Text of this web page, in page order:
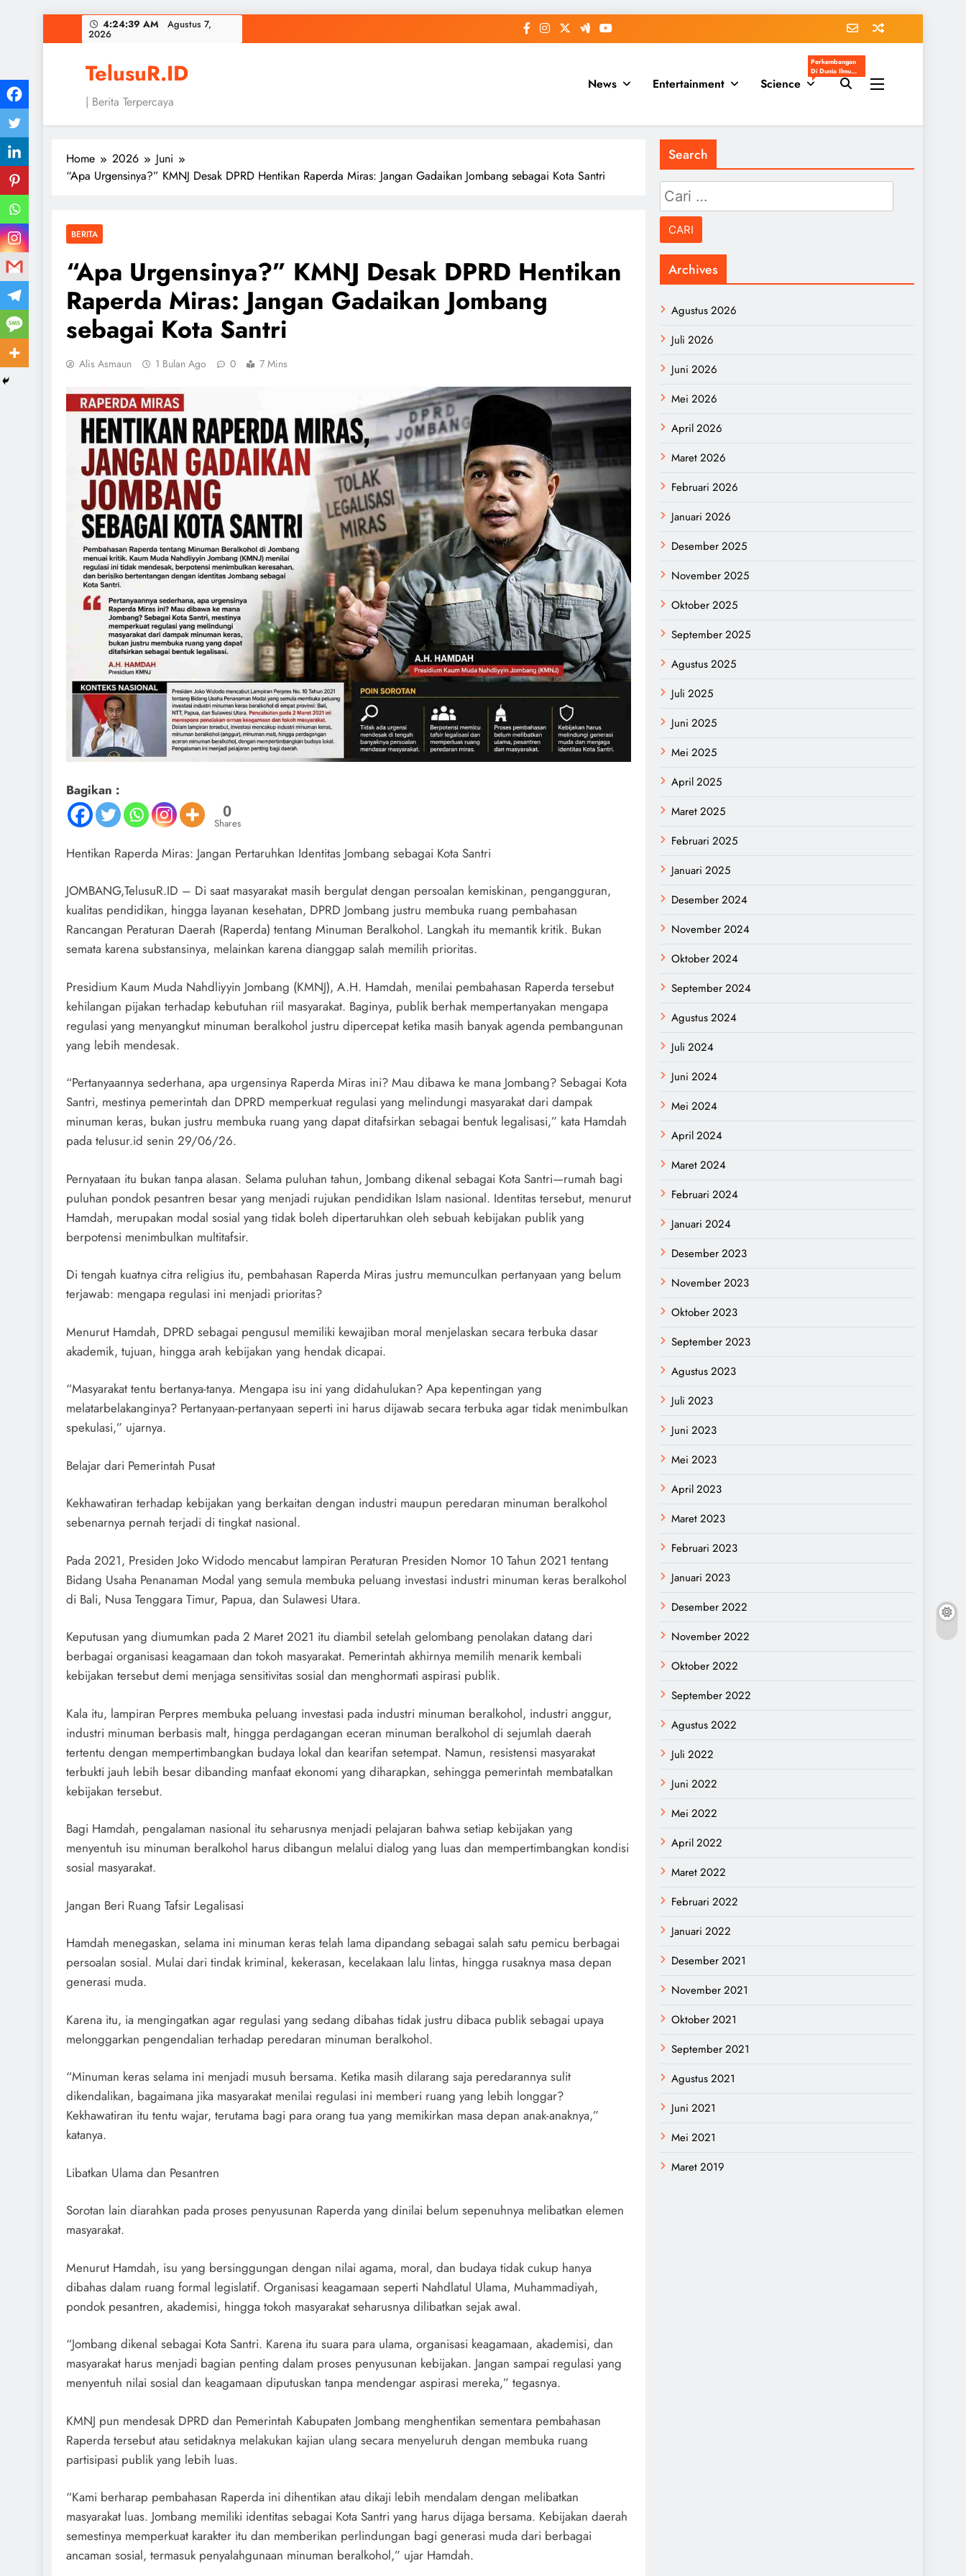
to
4:24:40 AM Agustus 7,
2026
TelusuR.ID
| Berita Terpercaya
News Entertainment Science
Perkembangan
Di Dunia Ilmu
Pengetahuan
Populer
Home 2026
Juni
“Apa Urgensinya?” KMNJ Desak DPRD Hentikan Raperda Miras: Jangan Gadaikan Jombang sebagai Kota Santri
BERITA
“Apa Urgensinya?” KMNJ Desak DPRD Hentikan
Raperda Miras: Jangan Gadaikan Jombang
sebagai Kota Santri
Alis Asmaun 1 Bulan Ago 0 7 Mins
Bagikan :
0
Shares
Hentikan Raperda Miras: Jangan Pertaruhkan Identitas Jombang sebagai Kota Santri
JOMBANG,TelusuR.ID – Di saat masyarakat masih bergulat dengan persoalan kemiskinan, pengangguran,
kualitas pendidikan, hingga layanan kesehatan, DPRD Jombang justru membuka ruang pembahasan
Rancangan Peraturan Daerah (Raperda) tentang Minuman Beralkohol. Langkah itu memantik kritik. Bukan
semata karena substansinya, melainkan karena dianggap salah memilih prioritas.
Presidium Kaum Muda Nahdliyyin Jombang (KMNJ), A.H. Hamdah, menilai pembahasan Raperda tersebut
kehilangan pijakan terhadap kebutuhan riil masyarakat. Baginya, publik berhak mempertanyakan mengapa
regulasi yang menyangkut minuman beralkohol justru dipercepat ketika masih banyak agenda pembangunan
yang lebih mendesak.
“Pertanyaannya sederhana, apa urgensinya Raperda Miras ini? Mau dibawa ke mana Jombang? Sebagai Kota
Santri, mestinya pemerintah dan DPRD memperkuat regulasi yang melindungi masyarakat dari dampak
minuman keras, bukan justru membuka ruang yang dapat ditafsirkan sebagai bentuk legalisasi,” kata Hamdah
pada telusur.id senin 29/06/26.
Pernyataan itu bukan tanpa alasan. Selama puluhan tahun, Jombang dikenal sebagai Kota Santri—rumah bagi
puluhan pondok pesantren besar yang menjadi rujukan pendidikan Islam nasional. Identitas tersebut, menurut
Hamdah, merupakan modal sosial yang tidak boleh dipertaruhkan oleh sebuah kebijakan publik yang
berpotensi menimbulkan multitafsir.
Di tengah kuatnya citra religius itu, pembahasan Raperda Miras justru memunculkan pertanyaan yang belum
terjawab: mengapa regulasi ini menjadi prioritas?
Menurut Hamdah, DPRD sebagai pengusul memiliki kewajiban moral menjelaskan secara terbuka dasar
akademik, tujuan, hingga arah kebijakan yang hendak dicapai.
“Masyarakat tentu bertanya-tanya. Mengapa isu ini yang didahulukan? Apa kepentingan yang
melatarbelakanginya? Pertanyaan-pertanyaan seperti ini harus dijawab secara terbuka agar tidak menimbulkan
spekulasi,” ujarnya.
Belajar dari Pemerintah Pusat
Kekhawatiran terhadap kebijakan yang berkaitan dengan industri maupun peredaran minuman beralkohol
sebenarnya pernah terjadi di tingkat nasional.
Pada 2021, Presiden Joko Widodo mencabut lampiran Peraturan Presiden Nomor 10 Tahun 2021 tentang
Bidang Usaha Penanaman Modal yang semula membuka peluang investasi industri minuman keras beralkohol
di Bali, Nusa Tenggara Timur, Papua, dan Sulawesi Utara.
Keputusan yang diumumkan pada 2 Maret 2021 itu diambil setelah gelombang penolakan datang dari
berbagai organisasi keagamaan dan tokoh masyarakat. Pemerintah akhirnya memilih menarik kembali
kebijakan tersebut demi menjaga sensitivitas sosial dan menghormati aspirasi publik.
Kala itu, lampiran Perpres membuka peluang investasi pada industri minuman beralkohol, industri anggur,
industri minuman berbasis malt, hingga perdagangan eceran minuman beralkohol di sejumlah daerah
tertentu dengan mempertimbangkan budaya lokal dan kearifan setempat. Namun, resistensi masyarakat
terbukti jauh lebih besar dibanding manfaat ekonomi yang diharapkan, sehingga pemerintah membatalkan
kebijakan tersebut.
Bagi Hamdah, pengalaman nasional itu seharusnya menjadi pelajaran bahwa setiap kebijakan yang
menyentuh isu minuman beralkohol harus dibangun melalui dialog yang luas dan mempertimbangkan kondisi
sosial masyarakat.
Jangan Beri Ruang Tafsir Legalisasi
Hamdah menegaskan, selama ini minuman keras telah lama dipandang sebagai salah satu pemicu berbagai
persoalan sosial. Mulai dari tindak kriminal, kekerasan, kecelakaan lalu lintas, hingga rusaknya masa depan
generasi muda.
Karena itu, ia mengingatkan agar regulasi yang sedang dibahas tidak justru dibaca publik sebagai upaya
melonggarkan pengendalian terhadap peredaran minuman beralkohol.
“Minuman keras selama ini menjadi musuh bersama. Ketika masih dilarang saja peredarannya sulit
dikendalikan, bagaimana jika masyarakat menilai regulasi ini memberi ruang yang lebih longgar?
Kekhawatiran itu tentu wajar, terutama bagi para orang tua yang memikirkan masa depan anak-anaknya,”
katanya.
Libatkan Ulama dan Pesantren
Sorotan lain diarahkan pada proses penyusunan Raperda yang dinilai belum sepenuhnya melibatkan elemen
masyarakat.
Menurut Hamdah, isu yang bersinggungan dengan nilai agama, moral, dan budaya tidak cukup hanya
dibahas dalam ruang formal legislatif. Organisasi keagamaan seperti Nahdlatul Ulama, Muhammadiyah,
pondok pesantren, akademisi, hingga tokoh masyarakat seharusnya dilibatkan sejak awal.
“Jombang dikenal sebagai Kota Santri. Karena itu suara para ulama, organisasi keagamaan, akademisi, dan
masyarakat harus menjadi bagian penting dalam proses penyusunan kebijakan. Jangan sampai regulasi yang
menyentuh nilai sosial dan keagamaan diputuskan tanpa mendengar aspirasi mereka,” tegasnya.
KMNJ pun mendesak DPRD dan Pemerintah Kabupaten Jombang menghentikan sementara pembahasan
Raperda tersebut atau setidaknya melakukan kajian ulang secara menyeluruh dengan membuka ruang
partisipasi publik yang lebih luas.
“Kami berharap pembahasan Raperda ini dihentikan atau dikaji lebih mendalam dengan melibatkan
masyarakat luas. Jombang memiliki identitas sebagai Kota Santri yang harus dijaga bersama. Kebijakan daerah
semestinya memperkuat karakter itu dan memberikan perlindungan bagi generasi muda dari berbagai
ancaman sosial, termasuk penyalahgunaan minuman beralkohol,” ujar Hamdah.
Search
Cari
untuk:
Archives
Agustus 2026
Juli 2026
Juni 2026
Mei 2026
April 2026
Maret 2026
Februari 2026
Januari 2026
Desember 2025
November 2025
Oktober 2025
September 2025
Agustus 2025
Juli 2025
Juni 2025
Mei 2025
April 2025
Maret 2025
Februari 2025
Januari 2025
Desember 2024
November 2024
Oktober 2024
September 2024
Agustus 2024
Juli 2024
Juni 2024
Mei 2024
April 2024
Maret 2024
Februari 2024
Januari 2024
Desember 2023
November 2023
Oktober 2023
September 2023
Agustus 2023
Juli 2023
Juni 2023
Mei 2023
April 2023
Maret 2023
Februari 2023
Januari 2023
Desember 2022
November 2022
Oktober 2022
September 2022
Agustus 2022
Juli 2022
Juni 2022
Mei 2022
April 2022
Maret 2022
Februari 2022
Januari 2022
Desember 2021
November 2021
Oktober 2021
September 2021
Agustus 2021
Juni 2021
Mei 2021
Maret 2019